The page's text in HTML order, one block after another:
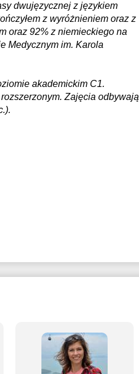
dwujęzycznej z językiem
z wyróżnieniem oraz z
oraz 92% z niemieckiego na
Medycznym im. Karola
akademickim C1.
Zajęcia odbywają